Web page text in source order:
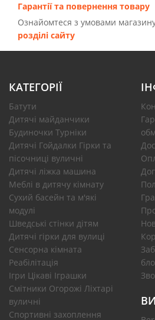
Гарантії та повернення товару
Ознайомтеся з умовами
розділі сайту
КАТЕГОРІЇ
Батути
Дитячі майданчики
Будиночки Турніки
Дитячі Гойдалки Гірки та
пісочниці вуличні
Дитячі ліжка машина
Меблі в дитячу кімнату
Сухий басейн та м'які
модулі
Шведські стінки дітям
Дитячі гірки для вулиці
Сенсорна кімната
Реабілітація
Ігри Цікаві Іграшки
Смітники Огорожі Ліхтарі
вуличні
Спортивні захоплення